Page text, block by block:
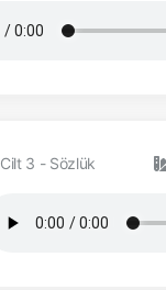
Cilt 3 - Sözlük